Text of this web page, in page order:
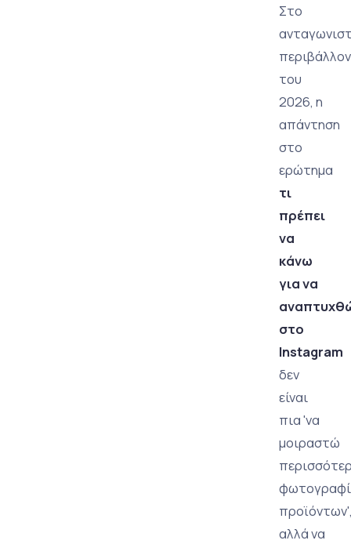
Στο
περιβάλλον
του
2026, η
απάντηση
στο
ερώτημα
τι
πρέπει
να
κάνω
για να
στο
Instagram
δεν
είναι
πια 'να
μοιραστώ
αλλά να